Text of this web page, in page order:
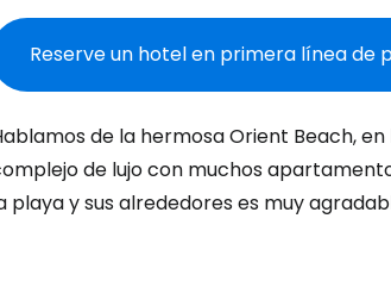
Reserve un hotel en primera línea de
de la hermosa Orient Beach,
de lujo con muchos
playa y sus alrededores es muy